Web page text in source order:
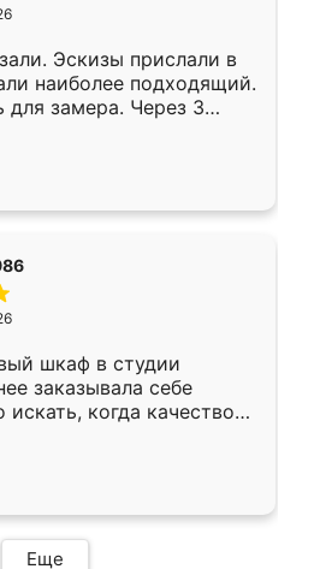
Эскизы прислали в
наиболее подходящий.
для замера. Через 3
уже готова. Остались
Спасибо Ренессанс
работу!
шкаф в студии
заказывала себе
когда качеством
кухня уже почти
нет.
Еще